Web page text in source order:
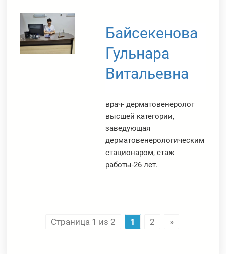
Байсекенова
Гульнара
Витальевна
врач- дерматовенеролог
высшей категории,
заведующая
дерматовенерологическим
стационаром, стаж
работы-26 лет.
Страница 1 из 2 1 2 »